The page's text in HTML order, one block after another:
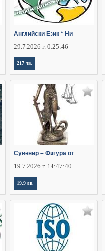
Английски Език * Ни
29.7.2026 г. 0:25:46
217 лв.
Сувенир – Фигура от
19.7.2026 г. 14:47:40
19,9 лв.